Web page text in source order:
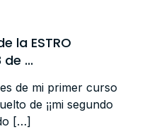
la ESTRO
...
de mi primer curso
de ¡¡mi segundo
[…]